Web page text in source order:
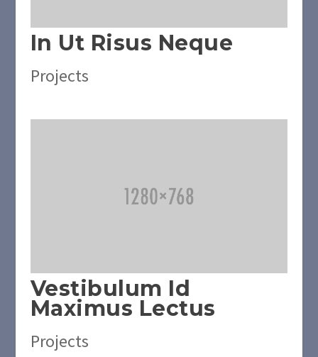
In Ut Risus Neque
Projects
Vestibulum Id
Maximus Lectus
Projects